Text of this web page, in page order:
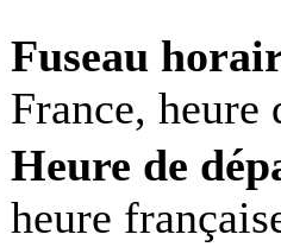
Fuseau
France, heure
Heure de
heure